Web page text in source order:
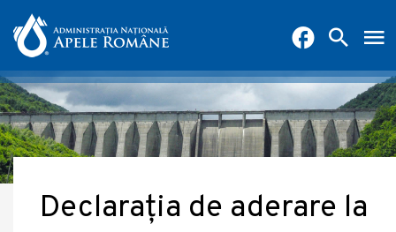
Declarația de aderare la